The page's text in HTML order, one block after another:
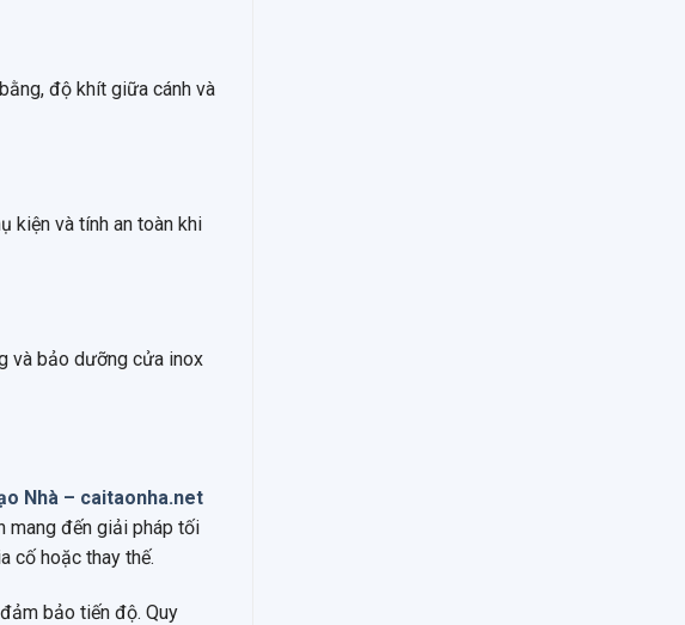
độ khít giữa cánh và
kiện và tính an toàn khi
và bảo dưỡng cửa inox
Nhà – caitaonha.net
mang đến giải pháp tối
cố hoặc thay thế.
bảo tiến độ. Quy